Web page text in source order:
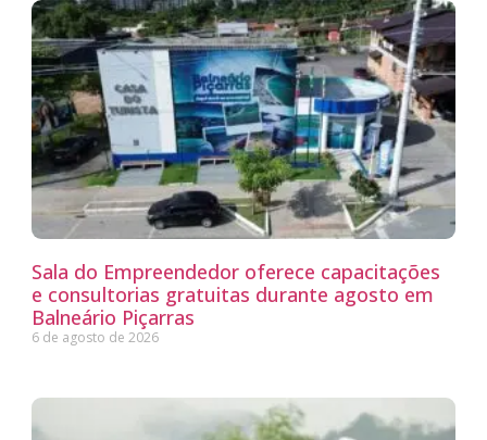
Sala do Empreendedor oferece capacitações
e consultorias gratuitas durante agosto em
Balneário Piçarras
6 de agosto de 2026